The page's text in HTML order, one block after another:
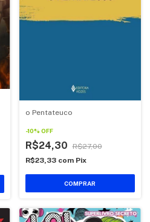
o Pentateuco
-10% OFF
R$24,30
R$27,00
R$23,33 com Pix
COMPRAR